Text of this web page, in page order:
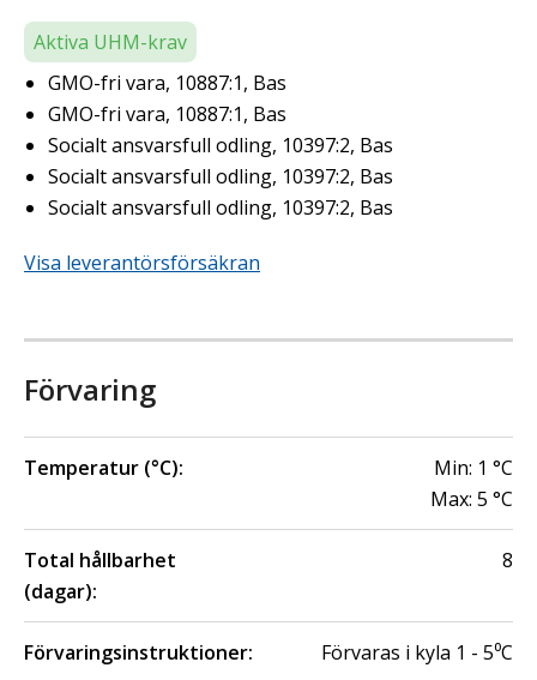
Aktiva UHM-krav
GMO-fri vara, 10887:1, Bas
GMO-fri vara, 10887:1, Bas
Socialt ansvarsfull odling, 10397:2, Bas
Socialt ansvarsfull odling, 10397:2, Bas
Socialt ansvarsfull odling, 10397:2, Bas
Visa leverantörsförsäkran
Förvaring
Temperatur (°C): Min: 1 °C
Max: 5 °C
Total hållbarhet
(dagar):
8
Förvaringsinstruktioner: Förvaras i kyla 1 - 5⁰C